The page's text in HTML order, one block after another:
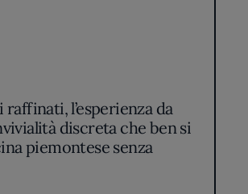
l’esperienza da
discreta che ben si
piemontese senza